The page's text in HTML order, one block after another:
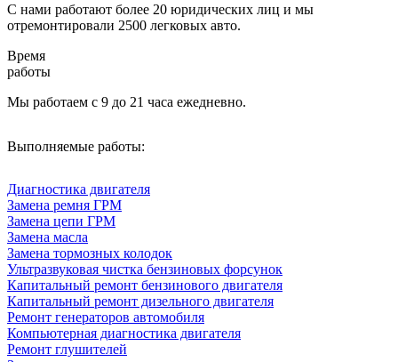
С нами работают более 20 юридических лиц и мы
отремонтировали 2500 легковых авто.
Время
работы
Мы работаем с 9 до 21 часа ежедневно.
Выполняемые работы:
Диагностика двигателя
Замена ремня ГРМ
Замена цепи ГРМ
Замена масла
Замена тормозных колодок
Ультразвуковая чистка бензиновых форсунок
Капитальный ремонт бензинового двигателя
Капитальный ремонт дизельного двигателя
Ремонт генераторов автомобиля
Компьютерная диагностика двигателя
Ремонт глушителей